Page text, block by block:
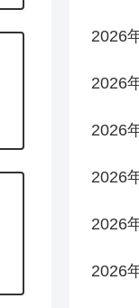
2026
2026
2026
2026
2026
2026